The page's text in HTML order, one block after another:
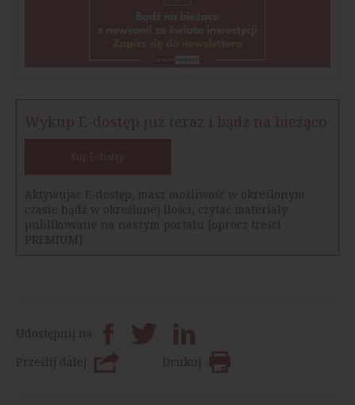
Wykup E-dostęp już teraz i bądź na bieżąco
Kup E-dostęp
Aktywujac E-dostęp, masz możliwość w określonym
czasie bądź w określonej ilości, czytać materiały
publikowane na naszym portalu [oprócz treści
PREMIUM].
Udostępnij na
Prześlij dalej
Drukuj